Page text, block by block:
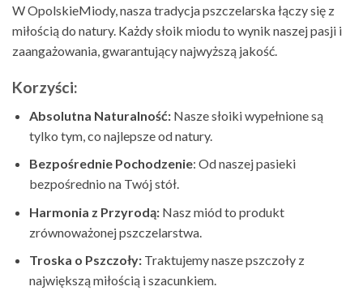
W OpolskieMiody, nasza tradycja pszczelarska łączy się z
miłością do natury. Każdy słoik miodu to wynik naszej pasji i
zaangażowania, gwarantujący najwyższą jakość.
Korzyści:
Absolutna Naturalność:Nasze słoiki wypełnione są
tylko tym, co najlepsze od natury.
Bezpośrednie Pochodzenie: Od naszej pasieki
bezpośrednio na Twój stół.
Harmonia z Przyrodą:Nasz miód to produkt
zrównoważonej pszczelarstwa.
Troska o Pszczoły:Traktujemy nasze pszczoły z
największą miłością i szacunkiem.